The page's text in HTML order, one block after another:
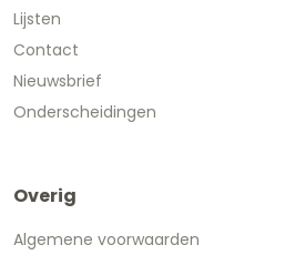
Lijsten
Contact
Nieuwsbrief
Onderscheidingen
Overig
Algemene voorwaarden